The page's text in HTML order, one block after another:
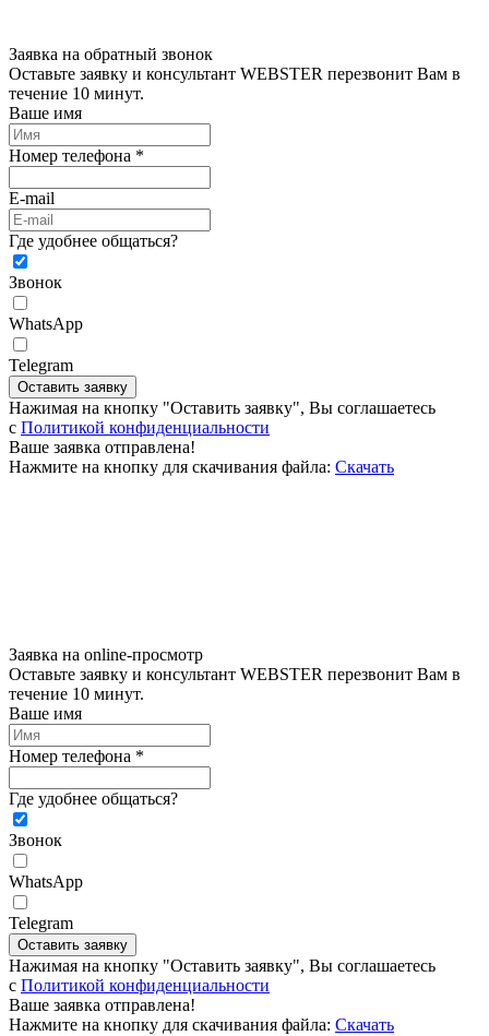
Заявка на обратный звонок
Оставьте заявку и консультант WEBSTER перезвонит Вам в
течение 10 минут.
Ваше имя
Номер телефона *
E-mail
Где удобнее общаться?
Звонок
WhatsApp
Telegram
Оставить заявку
Нажимая на кнопку "Оставить заявку", Вы соглашаетесь
c Политикой конфиденциальности
Ваше заявка отправлена!
Нажмите на кнопку для скачивания файла: Скачать
Заявка на online-просмотр
Оставьте заявку и консультант WEBSTER перезвонит Вам в
течение 10 минут.
Ваше имя
Номер телефона *
Где удобнее общаться?
Звонок
WhatsApp
Telegram
Оставить заявку
Нажимая на кнопку "Оставить заявку", Вы соглашаетесь
c Политикой конфиденциальности
Ваше заявка отправлена!
Нажмите на кнопку для скачивания файла: Скачать